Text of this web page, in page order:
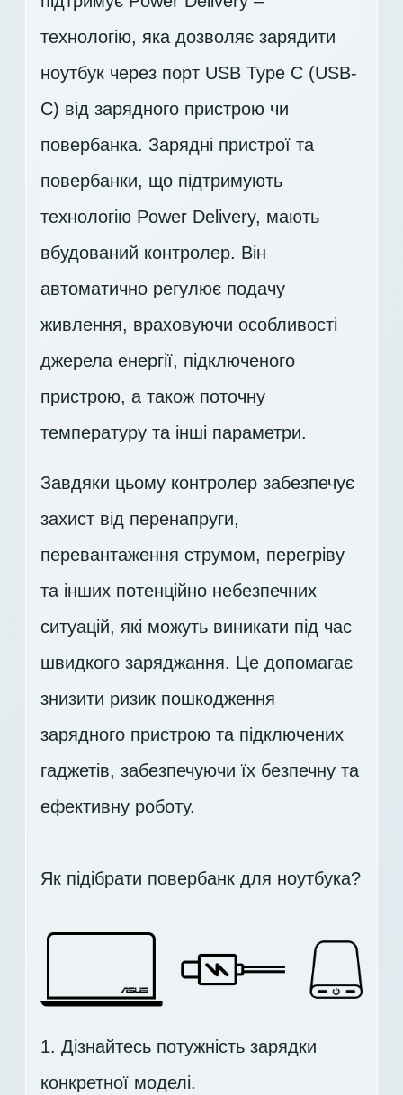
технологію, яка дозволяє зарядити
ноутбук через порт USB Type C (USB-
C) від зарядного пристрою чи
повербанка. Зарядні пристрої та
повербанки, що підтримують
технологію Power Delivery, мають
вбудований контролер. Він
автоматично регулює подачу
живлення, враховуючи особливості
джерела енергії, підключеного
пристрою, а також поточну
температуру та інші параметри.
Завдяки цьому контролер забезпечує
захист від перенапруги,
перевантаження струмом, перегріву
та інших потенційно небезпечних
ситуацій, які можуть виникати під час
швидкого заряджання. Це допомагає
знизити ризик пошкодження
зарядного пристрою та підключених
гаджетів, забезпечуючи їх безпечну та
ефективну роботу.
Як підібрати повербанк для ноутбука?
1. Дізнайтесь потужність зарядки
конкретної моделі.